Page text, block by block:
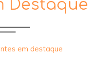
Destaque
em destaque